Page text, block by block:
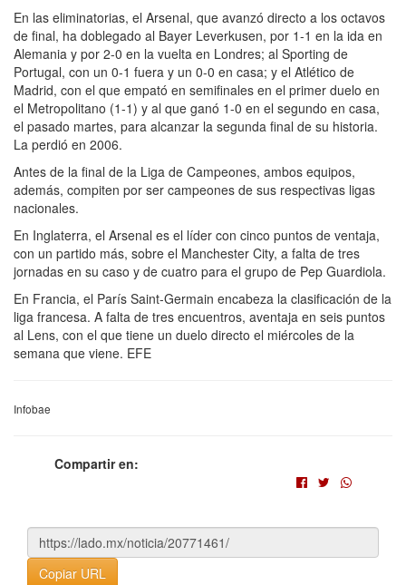
En las eliminatorias, el Arsenal, que avanzó directo a los octavos
de final, ha doblegado al Bayer Leverkusen, por 1-1 en la ida en
Alemania y por 2-0 en la vuelta en Londres; al Sporting de
Portugal, con un 0-1 fuera y un 0-0 en casa; y el Atlético de
Madrid, con el que empató en semifinales en el primer duelo en
el Metropolitano (1-1) y al que ganó 1-0 en el segundo en casa,
el pasado martes, para alcanzar la segunda final de su historia.
La perdió en 2006.
Antes de la final de la Liga de Campeones, ambos equipos,
además, compiten por ser campeones de sus respectivas ligas
nacionales.
En Inglaterra, el Arsenal es el líder con cinco puntos de ventaja,
con un partido más, sobre el Manchester City, a falta de tres
jornadas en su caso y de cuatro para el grupo de Pep Guardiola.
En Francia, el París Saint-Germain encabeza la clasificación de la
liga francesa. A falta de tres encuentros, aventaja en seis puntos
al Lens, con el que tiene un duelo directo el miércoles de la
semana que viene. EFE
Infobae
Compartir en:
Copiar URL